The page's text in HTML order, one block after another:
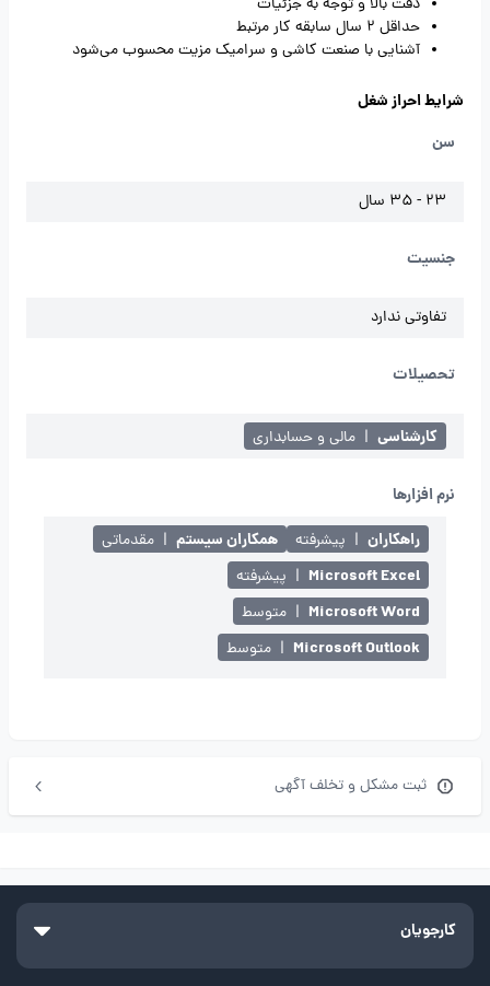
دقت بالا و توجه به جزئیات
حداقل 2 سال سابقه کار مرتبط
آشنایی با صنعت کاشی و سرامیک مزیت محسوب می‌شود
شرایط احراز شغل
سن
23 - 35 سال
جنسیت
تفاوتی ندارد
تحصیلات
کارشناسی | مالی و حسابداری
نرم افزارها
راهکاران | پیشرفته همکاران سیستم | مقدماتی
Microsoft Excel
| پیشرفته
Microsoft Word
| متوسط
Microsoft Outlook
| متوسط
ثبت مشکل و تخلف آگهی
کارجویان